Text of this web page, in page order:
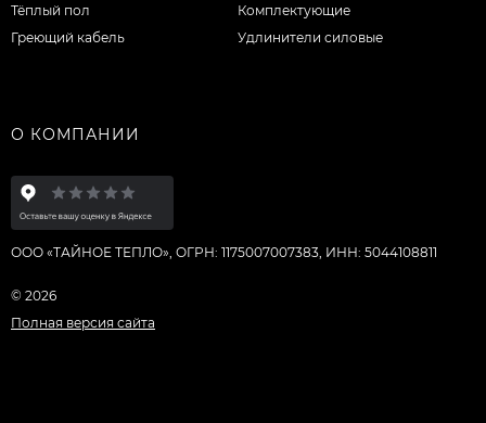
Тёплый пол
Греющий кабель
Комплектующие
Удлинители силовые
О КОМПАНИИ
ООО «ТАЙНОЕ ТЕПЛО», ОГРН: 1175007007383, ИНН: 5044108811
© 2026
Полная версия сайта